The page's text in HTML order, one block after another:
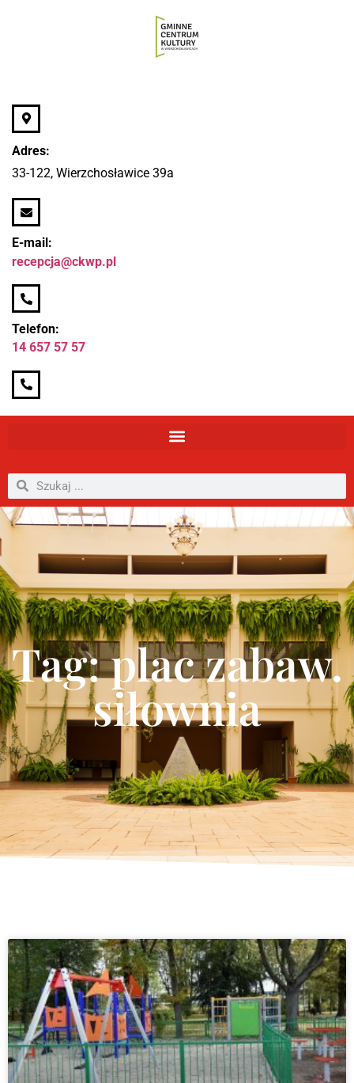
Adres:
33-122, Wierzchosławice 39a
E-mail:
recepcja@ckwp.pl
Telefon:
14 657 57 57
Tag: plac zabaw.
siłownia